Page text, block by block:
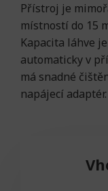
Přístroj je
místností do 15
Kapacita láhve
automaticky v
má snadné
napájecí adaptér.